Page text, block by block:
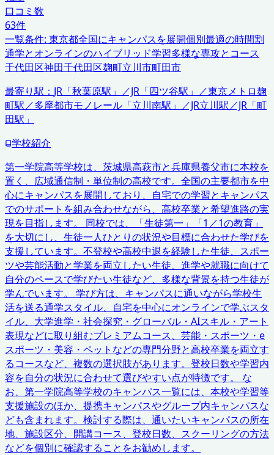
口コミ数
63件
一覧条件: 東京都全国にキャンパスを展開個別最適の時間割
通学とオンラインのハイブリッド学習多様な専攻とコース
千代田区神田千代田区麹町立川市町田市
最寄り駅： JR「秋葉原駅」／JR「四ツ谷駅」／東京メトロ麹
町駅／多摩都市モノレール「立川南駅」／JR立川駅／JR「町
田駅」
学校紹介
第一学院高等学校は、茨城県高萩市と兵庫県養父市に本校を
置く、広域通信制・単位制の高校です。全国の主要都市を中
心にキャンパスを展開しており、自宅での学習とキャンパス
でのサポートを組み合わせながら、高校卒業と希望進路の実
現を目指します。 同校では、「生徒第一」「1／1の教育」
を大切にし、生徒一人ひとりの状況や目標に合わせた学びを
支援しています。不登校や高校中退を経験した生徒、スポー
ツや芸能活動と学業を両立したい生徒、進学や就職に向けて
自分のペースで学びたい生徒など、多様な背景を持つ生徒が
学んでいます。 学び方は、キャンパスに通いながら学校生
活を送る通学スタイル、自宅を中心にオンラインで学ぶスタ
イル、大学進学・社会探究・グローバル・AIスキル・アート
表現などに取り組むプレミアムコース、芸能・スポーツ・e
スポーツ・美容・ペットなどの専門分野と高校卒業を両立す
るコースなど、複数の選択肢があります。登校日数や学習内
容を自分の状況に合わせて選びやすい点が特徴です。 な
お、第一学院高等学校のキャンパス一覧には、本校や学習等
支援施設のほか、提携キャンパスやグループ内キャンパスな
ども含まれます。検討する際は、通いたいキャンパスの所在
地、施設区分、開講コース、登校日数、スクーリングの方法
などを個別に確認することをお勧めします。